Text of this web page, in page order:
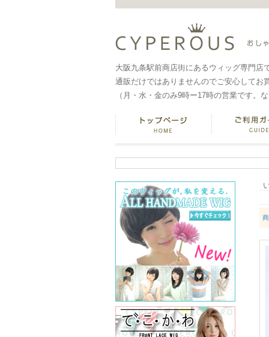
大阪九条駅前商店街にあるウィッグ専門店
通販だけではありませんのでご安心してお
（月・水・金のみ9時ー17時の営業です。